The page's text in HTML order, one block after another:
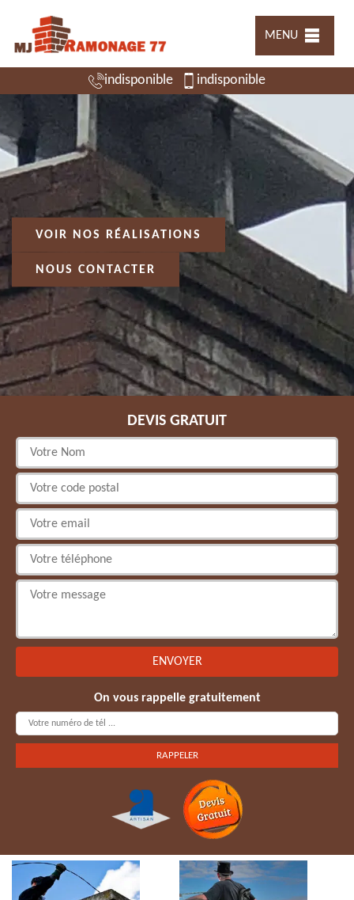
MENU
indisponible indisponible
VOIR NOS RÉALISATIONS
NOUS CONTACTER
DEVIS GRATUIT
On vous rappelle gratuitement